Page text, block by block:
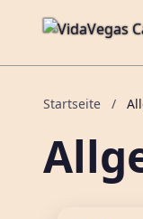
Startseite /